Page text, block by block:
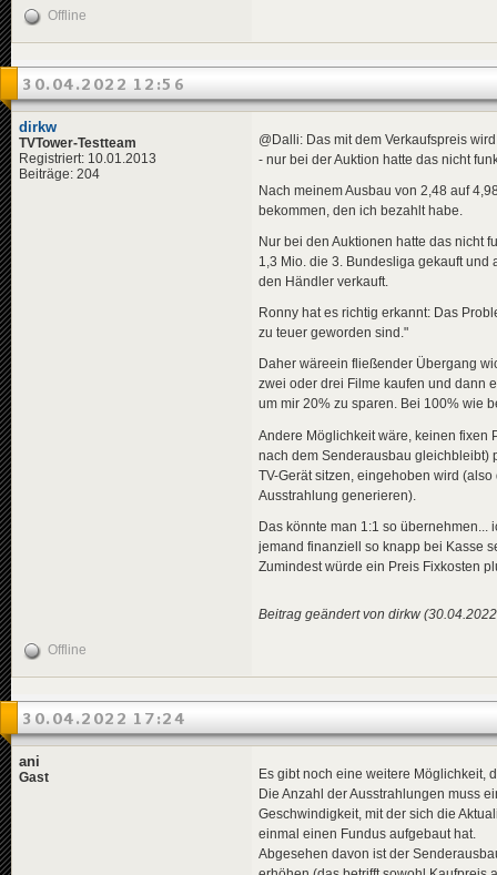
Offline
30.04.2022 12:56
dirkw
TVTower-Testteam
Registriert: 10.01.2013
Beiträge: 204
@Dalli: Das mit dem Verkaufspreis
- nur bei der Auktion hatte das nicht
Nach meinem Ausbau von 2,48 auf
bekommen, den ich bezahlt habe.
Nur bei den Auktionen hatte das nicht
1,3 Mio. die 3. Bundesliga gekauft und
den Händler verkauft.
Ronny hat es richtig erkannt: Das
zu teuer geworden sind."
Daher wäreein fließender Übergang
zwei oder drei Filme kaufen und dann
um mir 20% zu sparen. Bei 100% wie
Andere Möglichkeit wäre, keinen fixen
nach dem Senderausbau gleichbleibt)
TV-Gerät sitzen, eingehoben wird
Ausstrahlung generieren).
Das könnte man 1:1 so
jemand finanziell so knapp bei Kasse
Zumindest würde ein Preis Fixkosten
Beitrag geändert von dirkw
Offline
30.04.2022 17:24
ani
Gast
Es gibt noch eine weitere Möglichkeit,
Die Anzahl der Ausstrahlungen muss
Geschwindigkeit, mit der sich die
einmal einen Fundus aufgebaut hat.
Abgesehen davon ist der